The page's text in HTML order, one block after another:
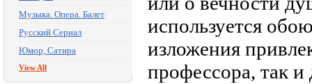
Музыка. Опера. Балет
Русский Сериал
Юмор, Сатира
View All
используется
изложения
профессора, так и